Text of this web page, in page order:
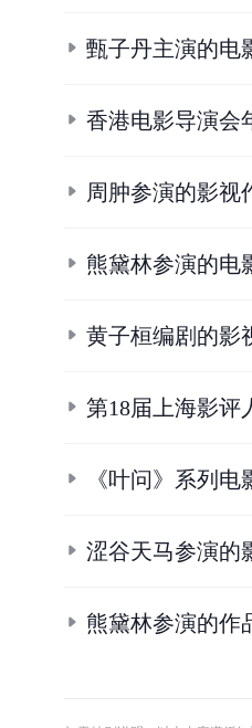
甄子丹主演的电
香港电影导演会
周肿参演的影视
熊黛林参演的电
黄子桓编剧的影
第18届上海影评
《叶问》系列电
涩谷天马参演的
熊黛林参演的作